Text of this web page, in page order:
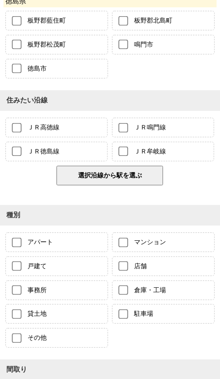
板野郡藍住町 板野郡北島町
板野郡松茂町 鳴門市
徳島市
住みたい沿線
ＪＲ高徳線 ＪＲ鳴門線
ＪＲ徳島線 ＪＲ牟岐線
種別
アパート マンション
戸建て 店舗
事務所 倉庫・工場
貸土地 駐車場
その他
間取り